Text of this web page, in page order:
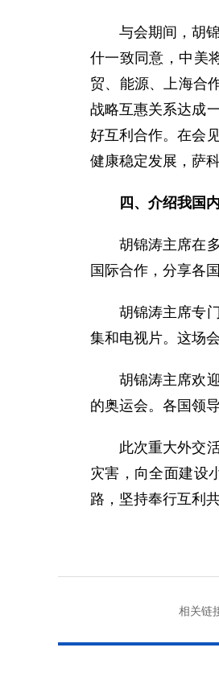
与会期间，胡锦
什一致同意，中美
贸、能源、上海合
战略互惠关系达成
好互利合作。在会
健康稳定发展，萨
四、介绍我国
胡锦涛主席在多
国际合作，分享各
胡锦涛主席专门
集和电视片。这场
胡锦涛主席欢迎
的奥运会。各国领
此次重大外交活
灾害，向全面建设
路，坚持奉行互利
相关链